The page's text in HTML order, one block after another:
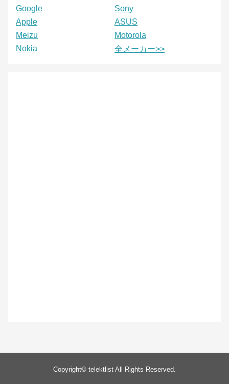
Google
Sony
Apple
ASUS
Meizu
Motorola
Nokia
全メーカー>>
Copyright© telektlist All Rights Reserved.